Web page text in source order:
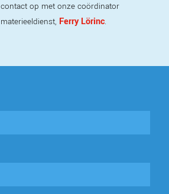
contact op met onze coördinator
materieeldienst, Ferry Lörinc.